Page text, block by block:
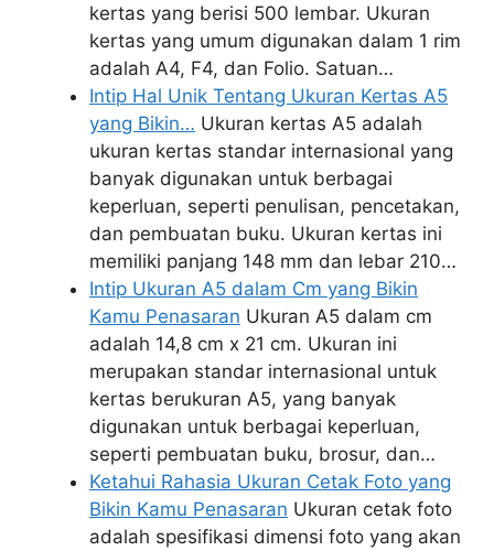
kertas yang berisi 500 lembar. Ukuran
kertas yang umum digunakan dalam 1 rim
adalah A4, F4, dan Folio. Satuan…
Intip Hal Unik Tentang Ukuran Kertas A5
yang Bikin… Ukuran kertas A5 adalah
ukuran kertas standar internasional yang
banyak digunakan untuk berbagai
keperluan, seperti penulisan, pencetakan,
dan pembuatan buku. Ukuran kertas ini
memiliki panjang 148 mm dan lebar 210…
Intip Ukuran A5 dalam Cm yang Bikin
Kamu Penasaran Ukuran A5 dalam cm
adalah 14,8 cm x 21 cm. Ukuran ini
merupakan standar internasional untuk
kertas berukuran A5, yang banyak
digunakan untuk berbagai keperluan,
seperti pembuatan buku, brosur, dan…
Ketahui Rahasia Ukuran Cetak Foto yang
Bikin Kamu Penasaran Ukuran cetak foto
adalah spesifikasi dimensi foto yang akan